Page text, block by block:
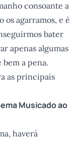
consoante a
os agarramos, e é
bater
apenas algumas
a pena.
as principais
Musicado ao
haverá